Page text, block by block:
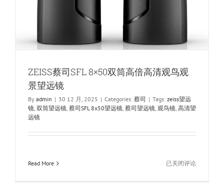
ZEISS蔡司SFL 8×50双筒高倍高清观鸟观
景望远镜
By admin | 30 12 月, 2025 | Categories: 蔡司 | Tags: zeiss望远
镜, 双筒望远镜, 蔡司SFL 8x50望远镜, 蔡司望远镜, 观鸟镜, 高清望
远镜
Read More
ZEISS
已关闭评论